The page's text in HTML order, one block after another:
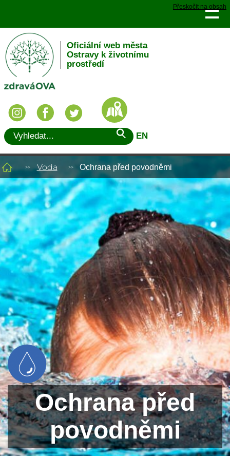
Přeskočit na obsah
Oficiální web města
Ostravy k životnímu
prostředí
EN
Voda Ochrana před povodněmi
Ochrana před
povodněmi